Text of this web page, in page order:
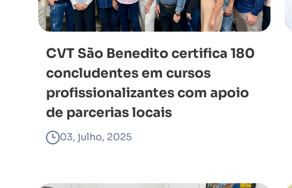
CVT São Benedito certifica 180
concludentes em cursos
profissionalizantes com apoio
de parcerias locais
03, julho, 2025